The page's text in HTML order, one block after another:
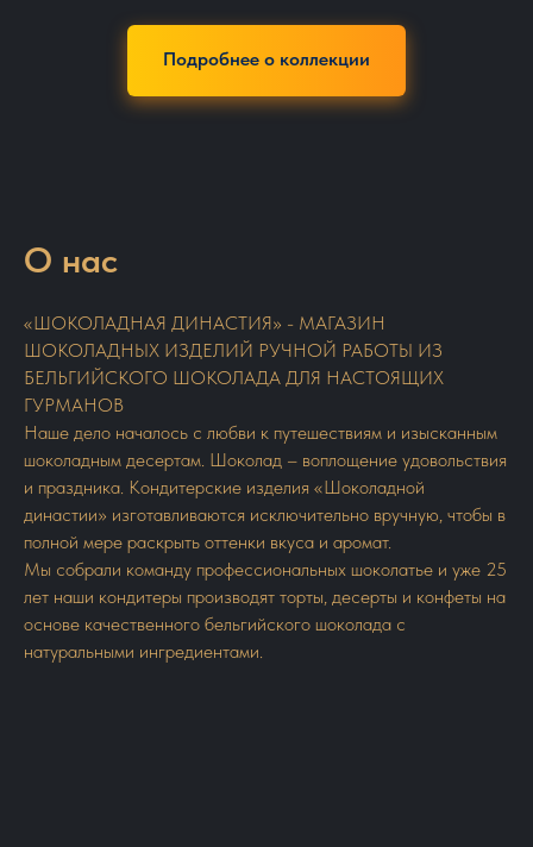
Подробнее о коллекции
О нас
«ШОКОЛАДНАЯ ДИНАСТИЯ» - МАГАЗИН
ШОКОЛАДНЫХ ИЗДЕЛИЙ РУЧНОЙ РАБОТЫ ИЗ
БЕЛЬГИЙСКОГО ШОКОЛАДА ДЛЯ НАСТОЯЩИХ
ГУРМАНОВ
Наше дело началось с любви к путешествиям и изысканным
шоколадным десертам. Шоколад – воплощение удовольствия
и праздника. Кондитерские изделия «Шоколадной
династии» изготавливаются исключительно вручную, чтобы в
полной мере раскрыть оттенки вкуса и аромат.
Мы собрали команду профессиональных шоколатье и уже 25
лет наши кондитеры производят торты, десерты и конфеты на
основе качественного бельгийского шоколада с
натуральными ингредиентами.